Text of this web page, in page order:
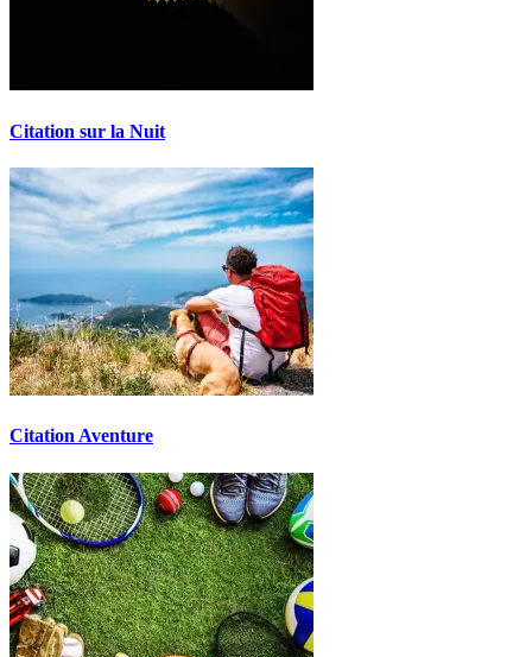
Citation sur la Nuit
Citation Aventure